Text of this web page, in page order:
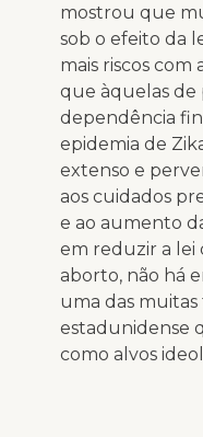
mostrou que
sob o efeito da
mais riscos
que àquelas de
dependência
epidemia de
extenso e
aos cuidados
e ao aumento
em reduzir a lei
aborto, não há
uma das muitas
estadunidense
como alvos